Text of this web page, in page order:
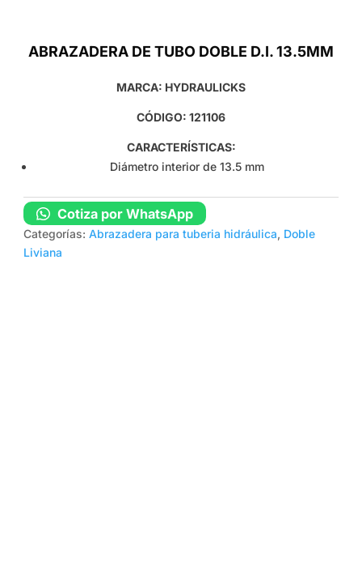
ABRAZADERA DE TUBO DOBLE D.I. 13.5MM
MARCA: HYDRAULICKS
CÓDIGO: 121106
CARACTERÍSTICAS:
Diámetro interior de 13.5 mm
Cotiza por WhatsApp
Categorías:Abrazadera para tuberia hidráulica, Doble
Liviana